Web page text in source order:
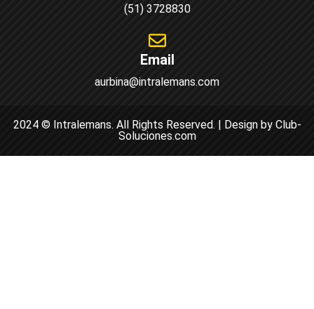
(51) 3728830
Email
aurbina@intralemans.com
2024 © Intralemans. All Rights Reserved. | Design by Club-
Soluciones.com